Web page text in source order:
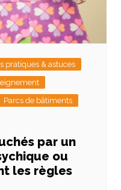
pratiques & astuces
Parcs de bâtiments
par un
ou
les règles